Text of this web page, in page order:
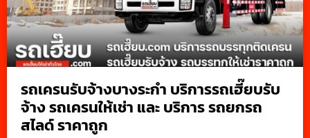
รถเครนรับจ้างบางระกำ บริการรถเฮี๊ยบรับ
จ้าง รถเครนให้เช่า และ บริการ รถยกรถ
สไลด์ ราคาถูก